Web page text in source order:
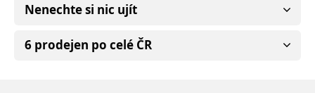
Nenechte si nic ujít
6 prodejen po celé ČR